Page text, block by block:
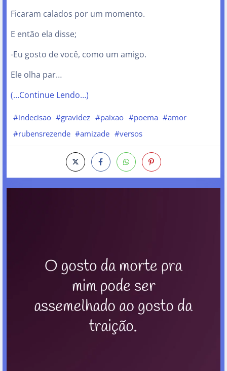
Ficaram calados por um momento.
E então ela disse;
-Eu gosto de você, como um amigo.
Ele olha par…
(…Continue Lendo…)
#indecisao #gravidez #paixao #poema #amor
#rubensrezende #amizade #versos